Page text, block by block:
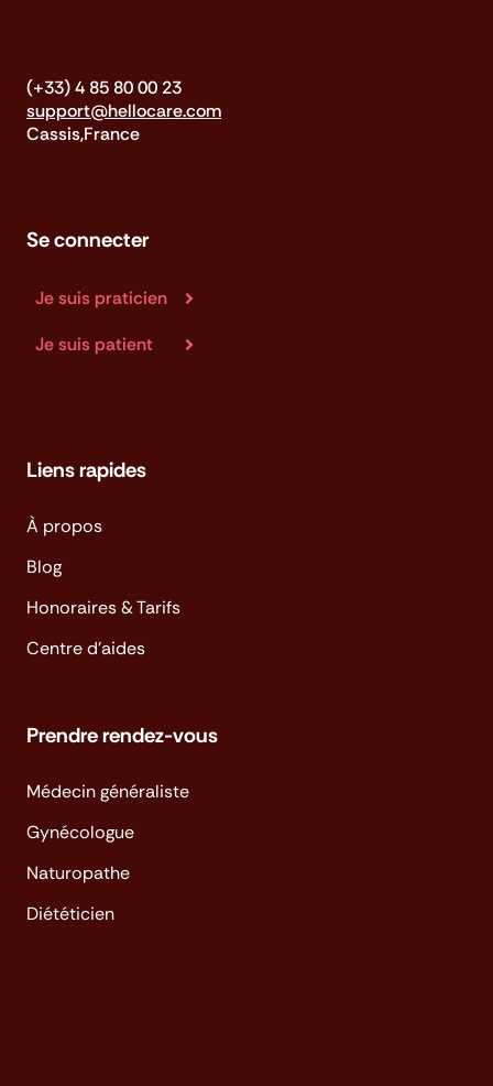
(+33) 4 85 80 00 23
support@hellocare.com
Cassis,France
Se connecter
Je suis praticien
Je suis patient
Liens rapides
À propos
Blog
Honoraires & Tarifs
Centre d'aides
Prendre rendez-vous
Médecin généraliste
Gynécologue
Naturopathe
Diététicien